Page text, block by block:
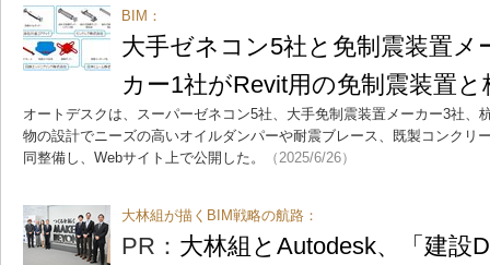
BIM：
大手ゼネコン5社と免制震装置メ
カー1社がRevit用の免制震装置
オートデスクは、スーパーゼネコン5社、大手免制震装置メーカー3社、
物の設計でニーズの高いオイルダンパーや耐震ブレース、既製コンクリ
同整備し、Webサイト上で公開した。
（2025/6/26）
大林組が描くBIM戦略の航路：
PR： 大林組とAutodesk、「建設